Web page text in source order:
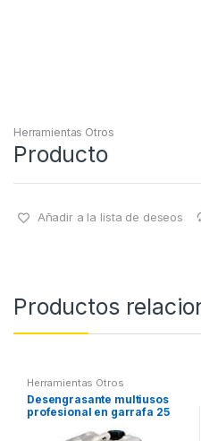
Herramientas Otros
Producto
Añadir a la lista de deseos
Productos
Herramientas Otros
Desengrasante multiusos
profesional en garrafa 25